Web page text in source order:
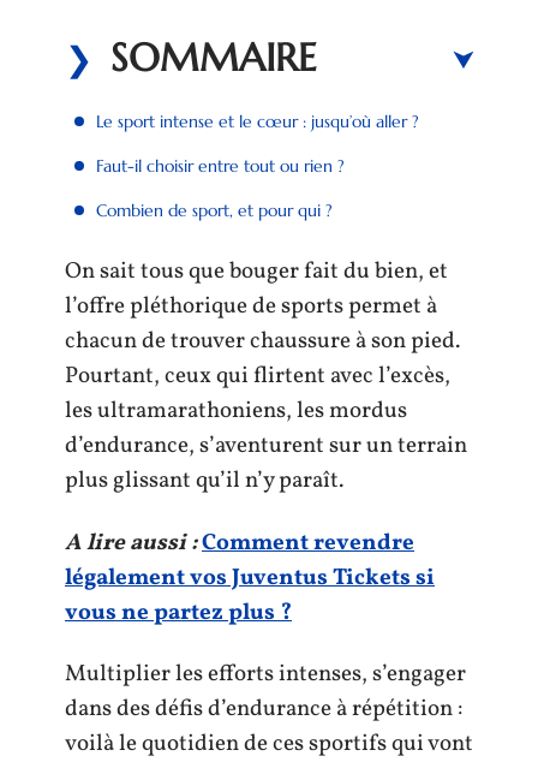
SOMMAIRE
Le sport intense et le cœur : jusqu’où aller ?
Faut-il choisir entre tout ou rien ?
Combien de sport, et pour qui ?
On sait tous que bouger fait du bien, et
l’offre pléthorique de sports permet à
chacun de trouver chaussure à son pied.
Pourtant, ceux qui flirtent avec l’excès,
les ultramarathoniens, les mordus
d’endurance, s’aventurent sur un terrain
plus glissant qu’il n’y paraît.
A lire aussi :Comment revendre
légalement vos Juventus Tickets si
vous ne partez plus ?
Multiplier les efforts intenses, s’engager
dans des défis d’endurance à répétition :
voilà le quotidien de ces sportifs qui vont